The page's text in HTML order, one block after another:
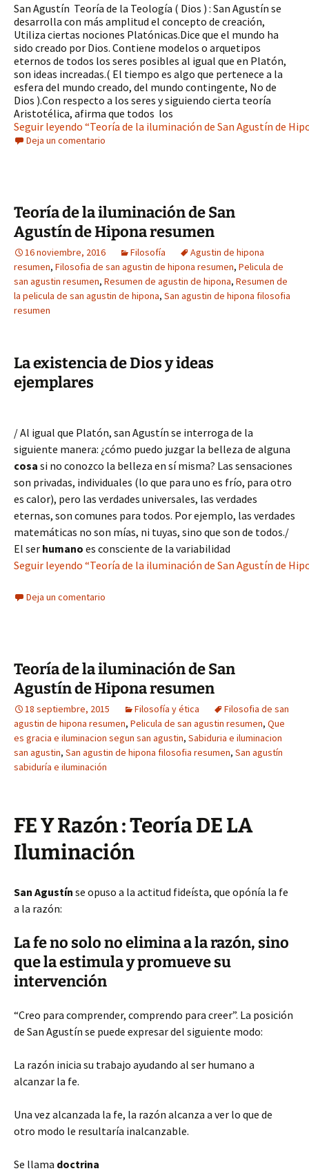
San Agustín Teoría de la Teología ( Dios ) : San Agustín se
desarrolla con más amplitud el concepto de creación,
Utiliza ciertas nociones Platónicas.Dice que el mundo ha
sido creado por Dios. Contiene modelos o arquetipos
eternos de todos los seres posibles al igual que en Platón,
son ideas increadas.( El tiempo es algo que pertenece a la
esfera del mundo creado, del mundo contingente, No de
Dios ).Con respecto a los seres y siguiendo cierta teoría
Aristotélica, afirma que todos los
Seguir leyendo “Teoría de la iluminación de San Agustín de
Deja un comentario
Teoría de la iluminación de San
Agustín de Hipona resumen
16 noviembre, 2016 Filosofía
Agustin de hipona
resumen, Filosofia de san agustin de hipona resumen, Pelicula de
san agustin resumen, Resumen de agustin de hipona, Resumen de
la pelicula de san agustin de hipona, San agustin de hipona filosofia
resumen
La existencia de Dios y ideas
ejemplares
/ Al igual que Platón, san Agustín se interroga de la
siguiente manera: ¿cómo puedo juzgar la belleza de alguna
cosa si no conozco la belleza en sí misma? Las sensaciones
son privadas, individuales (lo que para uno es frío, para otro
es calor), pero las verdades universales, las verdades
eternas, son comunes para todos. Por ejemplo, las verdades
matemáticas no son mías, ni tuyas, sino que son de todos./
El ser humano es consciente de la variabilidad
Seguir leyendo “Teoría de la iluminación de San Agustín de
Deja un comentario
Teoría de la iluminación de San
Agustín de Hipona resumen
18 septiembre, 2015 Filosofía y ética
Filosofia de san
agustin de hipona resumen, Pelicula de san agustin resumen, Que
es gracia e iluminacion segun san agustin, Sabiduria e iluminacion
san agustin, San agustin de hipona filosofia resumen, San agustín
sabiduría e iluminación
FE Y Razón : Teoría DE LA
Iluminación
San Agustín se opuso a la actitud fideísta, que opónía la fe
a la razón:
La fe no solo no elimina a la razón, sino
que la estimula y promueve su
intervención
“Creo para comprender, comprendo para creer”. La posición
de San Agustín se puede expresar del siguiente modo:
La razón inicia su trabajo ayudando al ser humano a
alcanzar la fe.
Una vez alcanzada la fe, la razón alcanza a ver lo que de
otro modo le resultaría inalcanzable.
Se llama doctrina